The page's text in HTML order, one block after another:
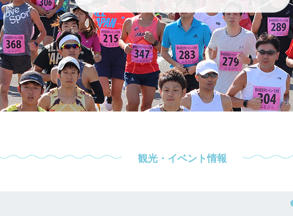
観光・イベント情報